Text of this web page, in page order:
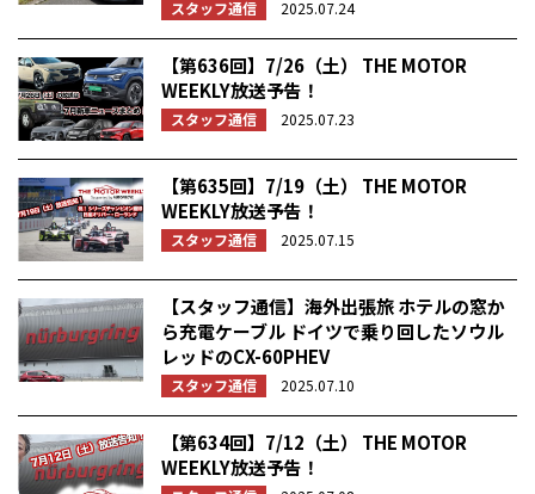
スタッフ通信 2025.07.24
【第636回】7/26（土） THE MOTOR
WEEKLY放送予告！
スタッフ通信 2025.07.23
【第635回】7/19（土） THE MOTOR
WEEKLY放送予告！
スタッフ通信 2025.07.15
【スタッフ通信】海外出張旅 ホテルの窓か
ら充電ケーブル ドイツで乗り回したソウル
レッドのCX-60PHEV
スタッフ通信 2025.07.10
【第634回】7/12（土） THE MOTOR
WEEKLY放送予告！